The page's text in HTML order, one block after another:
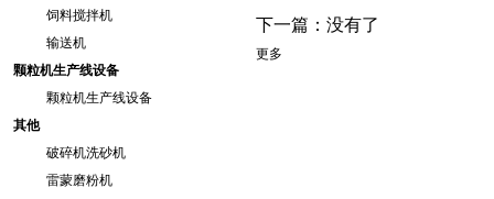
下一篇：没有了
更多
饲料搅拌机
输送机
颗粒机生产线设备
颗粒机生产线设备
其他
破碎机洗砂机
雷蒙磨粉机